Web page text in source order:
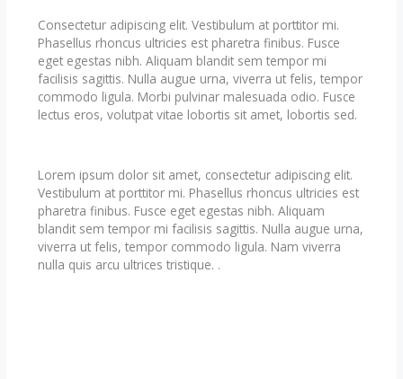
Consectetur adipiscing elit. Vestibulum at porttitor mi.
Phasellus rhoncus ultricies est pharetra finibus. Fusce
eget egestas nibh. Aliquam blandit sem tempor mi
facilisis sagittis. Nulla augue urna, viverra ut felis, tempor
commodo ligula. Morbi pulvinar malesuada odio. Fusce
lectus eros, volutpat vitae lobortis sit amet, lobortis sed.
Lorem ipsum dolor sit amet, consectetur adipiscing elit.
Vestibulum at porttitor mi. Phasellus rhoncus ultricies est
pharetra finibus. Fusce eget egestas nibh. Aliquam
blandit sem tempor mi facilisis sagittis. Nulla augue urna,
viverra ut felis, tempor commodo ligula. Nam viverra
nulla quis arcu ultrices tristique. .